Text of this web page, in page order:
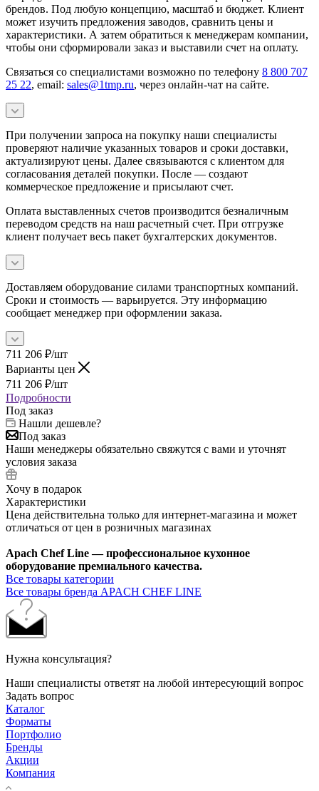
брендов. Под любую концепцию, масштаб и бюджет. Клиент
может изучить предложения заводов, сравнить цены и
характеристики. А затем обратиться к менеджерам компании,
чтобы они сформировали заказ и выставили счет на оплату.
Связаться со специалистами возможно по телефону 8 800 707
25 22, email: sales@1tmp.ru, через онлайн-чат на сайте.
При получении запроса на покупку наши специалисты
проверяют наличие указанных товаров и сроки доставки,
актуализируют цены. Далее связываются с клиентом для
согласования деталей покупки. После — создают
коммерческое предложение и присылают счет.
Оплата выставленных счетов производится безналичным
переводом средств на наш расчетный счет. При отгрузке
клиент получает весь пакет бухгалтерских документов.
Доставляем оборудование силами транспортных компаний.
Сроки и стоимость — варьируется. Эту информацию
сообщает менеджер при оформлении заказа.
711 206 ₽/шт
Варианты цен
711 206 ₽/шт
Подробности
Под заказ
Нашли дешевле?
Под заказ
Наши менеджеры обязательно свяжутся с вами и уточнят
условия заказа
Хочу в подарок
Характеристики
Цена действительна только для интернет-магазина и может
отличаться от цен в розничных магазинах
Apach Chef Line — профессиональное кухонное
оборудование премиального качества.
Все товары категории
Все товары бренда APACH CHEF LINE
Нужна консультация?
Наши специалисты ответят на любой интересующий вопрос
Задать вопрос
Каталог
Форматы
Портфолио
Бренды
Акции
Компания